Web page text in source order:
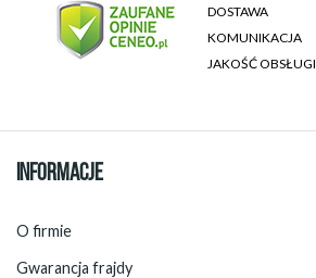
DOSTAWA
KOMUNIKACJA
JAKOŚĆ OBSŁUGI
INFORMACJE
O firmie
Gwarancja frajdy